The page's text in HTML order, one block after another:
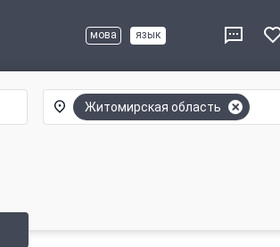
мова язык
Житомирская область